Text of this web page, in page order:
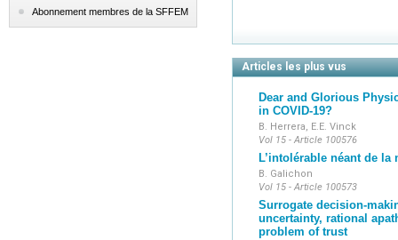
Abonnement membres de la SFFEM
Articles les plus vus
Dear and Glorious
in COVID-19?
B. Herrera, E.E. Vinck
Vol 15 - Article 100576
L’intolérable néant de la
B. Galichon
Vol 15 - Article 100573
Surrogate decision-
uncertainty, rational
problem of trust